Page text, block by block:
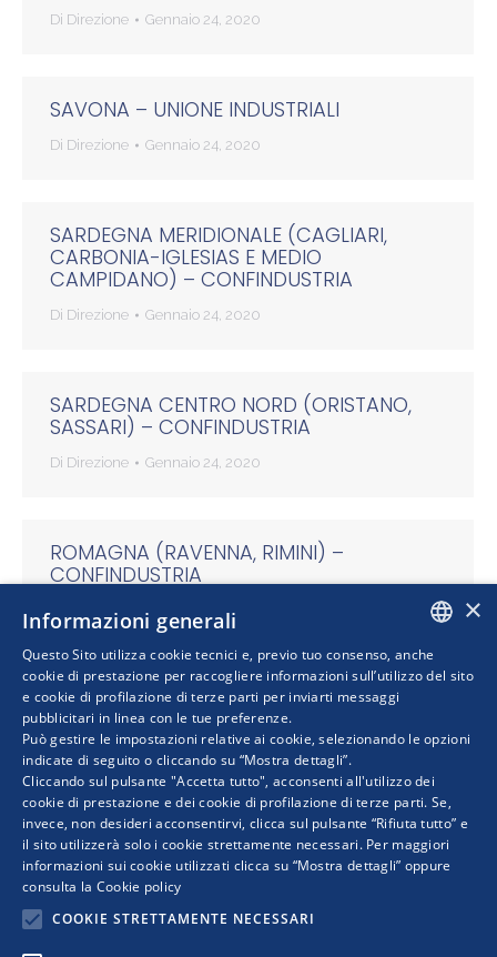
Di Direzione Gennaio 24, 2020
SAVONA – UNIONE INDUSTRIALI
Di Direzione Gennaio 24, 2020
SARDEGNA MERIDIONALE (CAGLIARI,
CARBONIA-IGLESIAS E MEDIO
CAMPIDANO) – CONFINDUSTRIA
Di Direzione Gennaio 24, 2020
SARDEGNA CENTRO NORD (ORISTANO,
SASSARI) – CONFINDUSTRIA
Di Direzione Gennaio 24, 2020
ROMAGNA (RAVENNA, RIMINI) –
CONFINDUSTRIA
Di Direzione Gennaio 24, 2020
← 1 2 3 4
ITALIAN
×
Informazioni generali
Questo Sito utilizza cookie tecnici e, previo tuo consenso, anche
cookie di prestazione per raccogliere informazioni sull’utilizzo del sito
e cookie di profilazione di terze parti per inviarti messaggi
pubblicitari in linea con le tue preferenze.
Può gestire le impostazioni relative ai cookie, selezionando le opzioni
indicate di seguito o cliccando su “Mostra dettagli”.
Cliccando sul pulsante "Accetta tutto", acconsenti all'utilizzo dei
cookie di prestazione e dei cookie di profilazione di terze parti. Se,
invece, non desideri acconsentirvi, clicca sul pulsante “Rifiuta tutto” e
il sito utilizzerà solo i cookie strettamente necessari. Per maggiori
informazioni sui cookie utilizzati clicca su “Mostra dettagli” oppure
consulta la Cookie policy
COOKIE STRETTAMENTE NECESSARI